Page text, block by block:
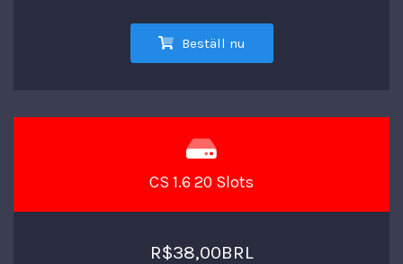
Beställ nu
CS 1.6 20 Slots
R$38,00BRL